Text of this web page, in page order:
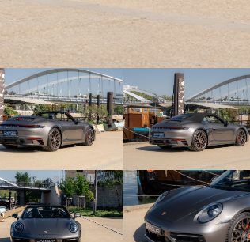
de son certificat de situation
technique et de son rapport
BE/report?id=9120b520-82b3-49c4-